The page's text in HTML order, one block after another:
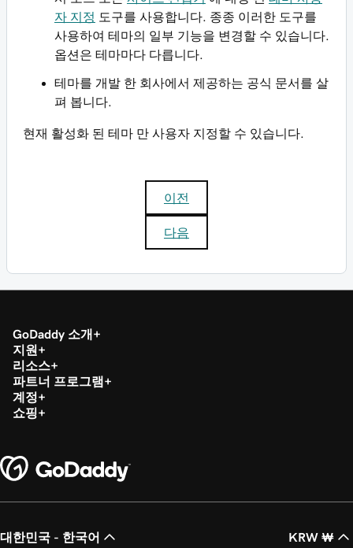
자 지정 도구를 사용합니다. 종종 이러한 도구를
사용하여 테마의 일부 기능을 변경할 수 있습니다.
옵션은 테마마다 다릅니다.
테마를 개발 한 회사에서 제공하는 공식 문서를 살
펴 봅니다.
현재 활성화 된 테마 만 사용자 지정할 수 있습니다.
이전
다음
GoDaddy 소개
지원
리소스
파트너 프로그램
계정
쇼핑
대한민국 - 한국어 KRW ₩